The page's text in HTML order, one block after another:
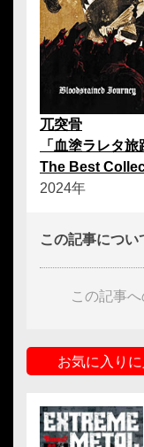
兀突骨
「血塗ラレタ
The Best
2024年
この記事につい
この記事
お気に入り